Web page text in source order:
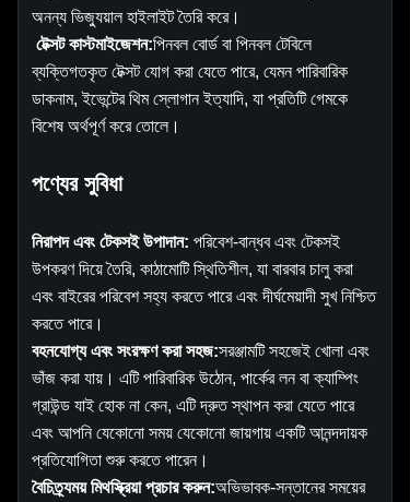
অনন্য ভিজ্যুয়াল হাইলাইট তৈরি করে।
টেক্সট কাস্টমাইজেশন:পিনবল বোর্ড বা পিনবল টেবিলে
ব্যক্তিগতকৃত টেক্সট যোগ করা যেতে পারে, যেমন পারিবারিক
ডাকনাম, ইভেন্টের থিম স্লোগান ইত্যাদি, যা প্রতিটি গেমকে
বিশেষ অর্থপূর্ণ করে তোলে।
পণ্যের সুবিধা
নিরাপদ এবং টেকসই উপাদান: পরিবেশ-বান্ধব এবং টেকসই
উপকরণ দিয়ে তৈরি, কাঠামোটি স্থিতিশীল, যা বারবার চালু করা
এবং বাইরের পরিবেশ সহ্য করতে পারে এবং দীর্ঘমেয়াদী সুখ নিশ্চিত
করতে পারে।
বহনযোগ্য এবং সংরক্ষণ করা সহজ:সরঞ্জামটি সহজেই খোলা এবং
ভাঁজ করা যায়। এটি পারিবারিক উঠোন, পার্কের লন বা ক্যাম্পিং
গ্রাউন্ড যাই হোক না কেন, এটি দ্রুত স্থাপন করা যেতে পারে
এবং আপনি যেকোনো সময় যেকোনো জায়গায় একটি আনন্দদায়ক
প্রতিযোগিতা শুরু করতে পারেন।
বৈচিত্র্যময় মিথস্ক্রিয়া প্রচার করুন:অভিভাবক-সন্তানের সময়ের